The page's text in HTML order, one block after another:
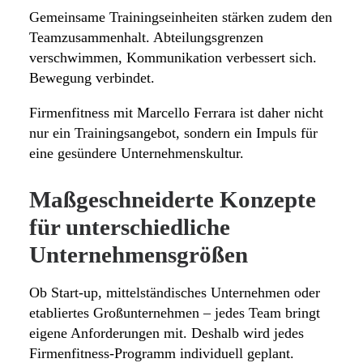
Gemeinsame Trainingseinheiten stärken zudem den
Teamzusammenhalt. Abteilungsgrenzen
verschwimmen, Kommunikation verbessert sich.
Bewegung verbindet.
Firmenfitness mit Marcello Ferrara ist daher nicht
nur ein Trainingsangebot, sondern ein Impuls für
eine gesündere Unternehmenskultur.
Maßgeschneiderte Konzepte
für unterschiedliche
Unternehmensgrößen
Ob Start-up, mittelständisches Unternehmen oder
etabliertes Großunternehmen – jedes Team bringt
eigene Anforderungen mit. Deshalb wird jedes
Firmenfitness-Programm individuell geplant.